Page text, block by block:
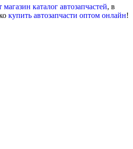
магазин каталог автозапчастей, в
купить автозапчасти оптом онлайн!